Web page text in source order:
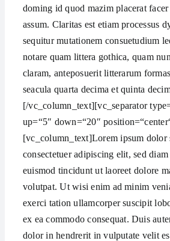
doming id quod mazim placerat facer
assum. Claritas est etiam processus
sequitur mutationem consuetudium
notare quam littera gothica, quam
claram, anteposuerit litterarum
seacula quarta decima et quinta
[/vc_column_text][vc_separator
up=“5″ down=“20″
[vc_column_text]Lorem ipsum dolor
consectetuer adipiscing elit, sed
euismod tincidunt ut laoreet dolore
volutpat. Ut wisi enim ad minim
exerci tation ullamcorper suscipit
ex ea commodo consequat. Duis
dolor in hendrerit in vulputate velit